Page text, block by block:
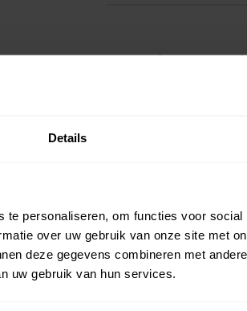
Details
personaliseren, om functies voor
over uw gebruik van onze site met
deze gegevens combineren met
uw gebruik van hun services.
Op zoek naar een
Slim bieden in 3